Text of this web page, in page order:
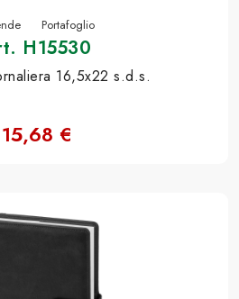
Portafoglio
H15530
16,5x22 s.d.s.
15,68 €